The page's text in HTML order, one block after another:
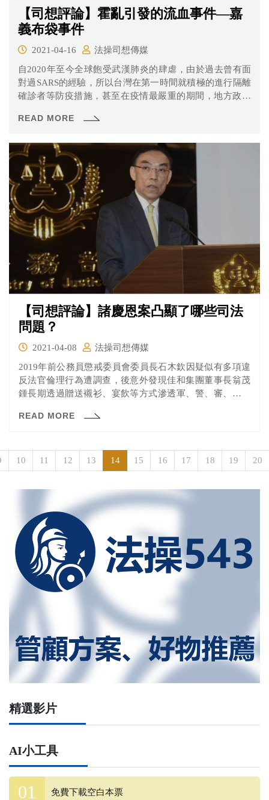
【司想評論】霍亂引發的流血事件—嘉
義布袋事件
2021-04-16
法操司想傳媒
自2020年至今全球飽受武漢肺炎的肆虐，由於過去曾有面
對過SARS的經驗，所以台灣在第一時間就積極的進行隔離
確診者等防疫措施，甚至在疫情最嚴重的期間，地方政府
到霍亂的侵襲而進行過區域封鎖，只是當時的結果卻是個
麼事呢？
READ MORE
【司想評論】諸慶恩案凸顯了哪些司法
問題？
2021-04-08
法操司想傳媒
2019年前公務員懲戒委員會委員長石木欽因疑似有多項違
反法官倫理行為遭調查，後意外發現佳和集團董事長翁茂
鍾長期透過贈送襯衫、宴飲等方式滲透軍、警、審、檢、
眾多且遍及各機關高層，重創我國司法與政府形象。
READ MORE
10 11 12 13 14 15 16 17 18 19 20
精選影片
AI小工具
免費下載空白本票